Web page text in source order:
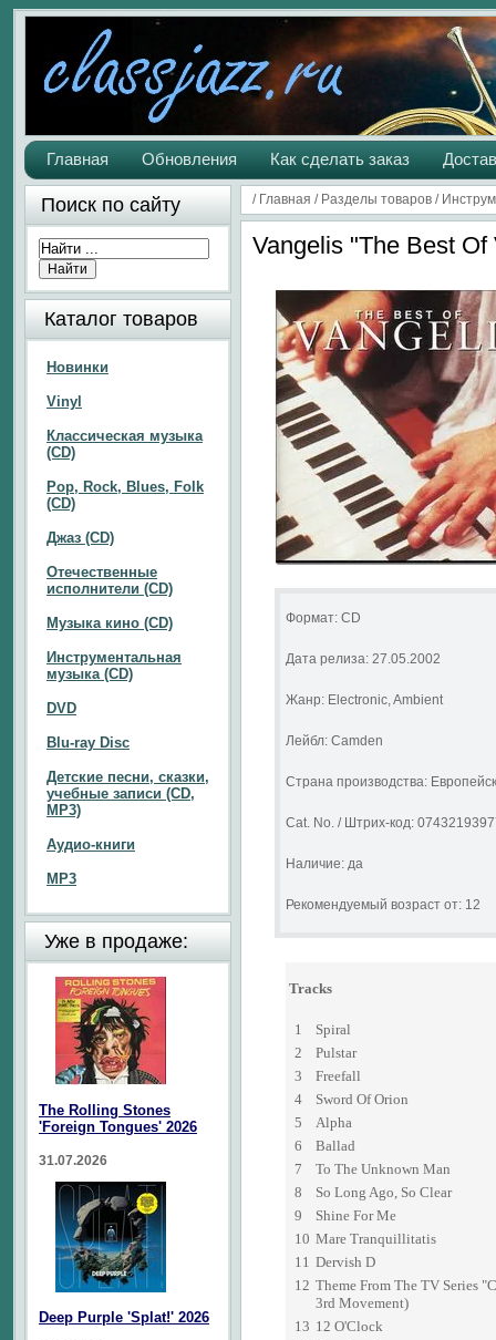
Главная Обновления Как сделать заказ
/ Главная / Разделы товаров /
Vangelis "The Best
Формат: CD
Дата релиза: 27.05.2002
Жанр: Electronic, Ambient
Лейбл: Camden
Страна производства:
Cat. No. / Штрих-код:
Наличие: да
Рекомендуемый возраст от: 12
Tracks
1
Spiral
2
Pulstar
3
Freefall
4
Sword Of Orion
5
Alpha
6
Ballad
7
To The Unknown Man
8
So Long Ago, So Clear
9
Shine For Me
10 Mare Tranquillitatis
11 Dervish D
12 Theme From The TV Series
3rd Movement)
13 12 O'Clock
Поиск по сайту
Каталог товаров
Новинки
Vinyl
Классическая музыка
(CD)
Pop, Rock, Blues, Folk
(CD)
Джаз (CD)
Отечественные
исполнители (CD)
Музыка кино (CD)
Инструментальная
музыка (CD)
DVD
Blu-ray Disc
Детские песни, сказки,
учебные записи (CD,
MP3)
Аудио-книги
MP3
Уже в продаже:
The Rolling Stones
'Foreign Tongues' 2026
31.07.2026
Deep Purple 'Splat!' 2026